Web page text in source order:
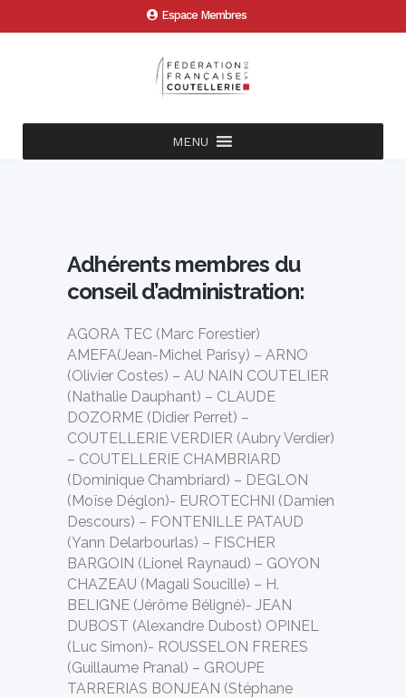
Espace Membres
MENU
Adhérents membres du
conseil d’administration:
AGORA TEC (Marc Forestier)
AMEFA(Jean-Michel Parisy) – ARNO
(Olivier Costes) – AU NAIN COUTELIER
(Nathalie Dauphant) – CLAUDE
DOZORME (Didier Perret) –
COUTELLERIE VERDIER (Aubry Verdier)
– COUTELLERIE CHAMBRIARD
(Dominique Chambriard) – DEGLON
(Moïse Déglon)- EUROTECHNI (Damien
Descours) – FONTENILLE PATAUD
(Yann Delarbourlas) – FISCHER
BARGOIN (Lionel Raynaud) – GOYON
CHAZEAU (Magali Soucille) – H.
BELIGNE (Jérôme Béligné)- JEAN
DUBOST (Alexandre Dubost) OPINEL
(Luc Simon)- ROUSSELON FRERES
(Guillaume Pranal) – GROUPE
TARRERIAS BONJEAN (Stéphane